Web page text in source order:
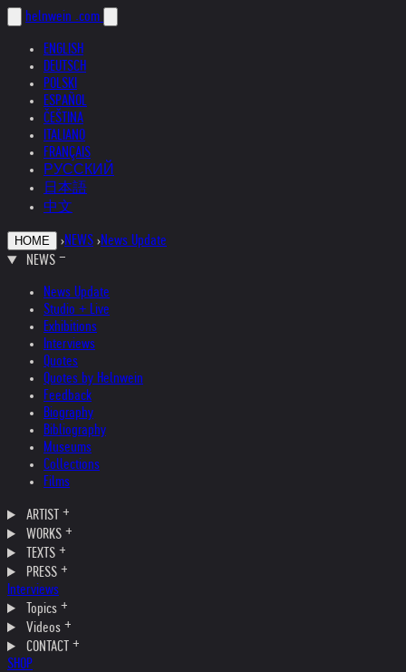
helnwein .com
ENGLISH
DEUTSCH
POLSKI
ESPAÑOL
ČEŠTINA
ITALIANO
FRANÇAIS
РУССКИЙ
日本語
中文
HOME ›NEWS ›News Update
NEWS
News Update
Studio + Live
Exhibitions
Interviews
Quotes
Quotes by Helnwein
Feedback
Biography
Bibliography
Museums
Collections
Films
ARTIST
WORKS
TEXTS
PRESS
Interviews
Topics
Videos
CONTACT
SHOP